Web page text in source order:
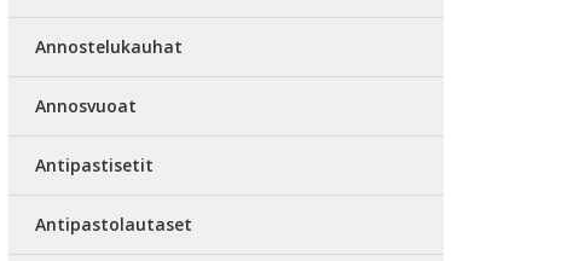
Annostelukauhat
Annosvuoat
Antipastisetit
Antipastolautaset